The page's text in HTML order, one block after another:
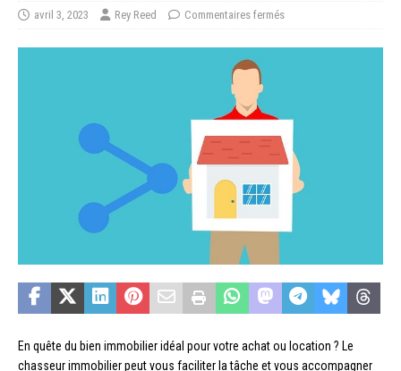
avril 3, 2023 Rey Reed Commentaires fermés
En quête du bien immobilier idéal pour votre achat ou location ? Le
chasseur immobilier peut vous faciliter la tâche et vous accompagner